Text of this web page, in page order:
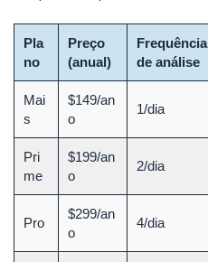
Pla
no
Preço
(anual)
Frequência
de análise
Mai
s
$149/an
o
1/dia
Pri
me
$199/an
o
2/dia
Pro
$299/an
o
4/dia